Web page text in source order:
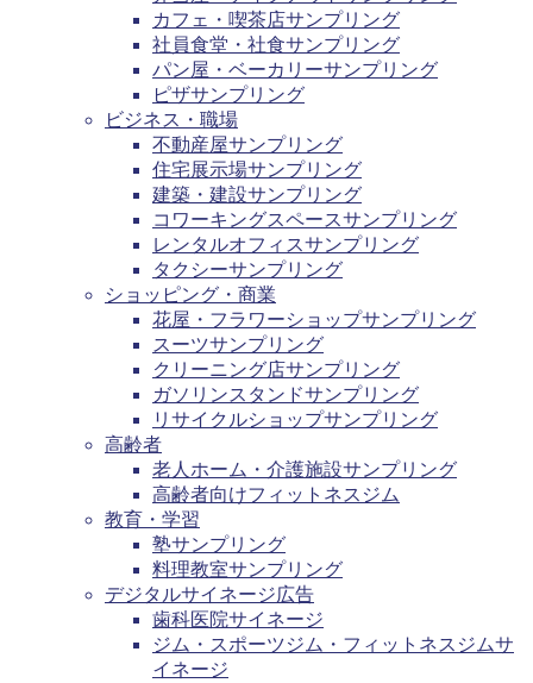
カフェ・喫茶店サンプリング
社員食堂・社食サンプリング
パン屋・ベーカリーサンプリング
ピザサンプリング
ビジネス・職場
不動産屋サンプリング
住宅展示場サンプリング
建築・建設サンプリング
コワーキングスペースサンプリング
レンタルオフィスサンプリング
タクシーサンプリング
ショッピング・商業
花屋・フラワーショップサンプリング
スーツサンプリング
クリーニング店サンプリング
ガソリンスタンドサンプリング
リサイクルショップサンプリング
高齢者
老人ホーム・介護施設サンプリング
高齢者向けフィットネスジム
教育・学習
塾サンプリング
料理教室サンプリング
デジタルサイネージ広告
歯科医院サイネージ
ジム・スポーツジム・フィットネスジムサ
イネージ